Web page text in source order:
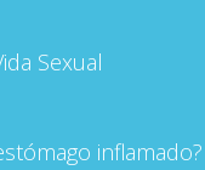
Sexual
inflamado?